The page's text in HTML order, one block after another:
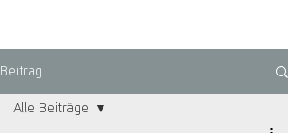
Beitrag
Alle Beiträge